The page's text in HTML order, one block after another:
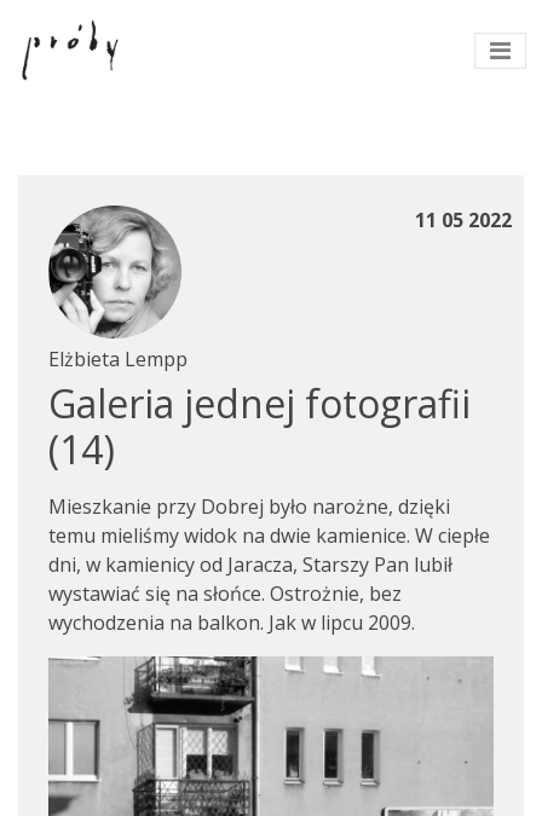
11 05 2022
Elżbieta Lempp
Galeria jednej fotografii
(14)
Mieszkanie przy Dobrej było narożne, dzięki
temu mieliśmy widok na dwie kamienice. W ciepłe
dni, w kamienicy od Jaracza, Starszy Pan lubił
wystawiać się na słońce. Ostrożnie, bez
wychodzenia na balkon. Jak w lipcu 2009.